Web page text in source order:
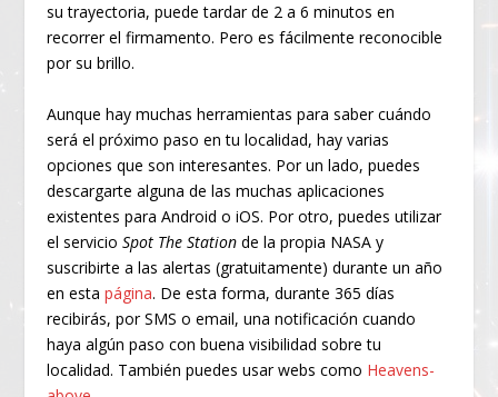
su trayectoria, puede tardar de 2 a 6 minutos en
recorrer el firmamento. Pero es fácilmente reconocible
por su brillo.
Aunque hay muchas herramientas para saber cuándo
será el próximo paso en tu localidad, hay varias
opciones que son interesantes. Por un lado, puedes
descargarte alguna de las muchas aplicaciones
existentes para Android o iOS. Por otro, puedes utilizar
el servicioSpot The Station de la propia NASA y
suscribirte a las alertas (gratuitamente) durante un año
en estapágina. De esta forma, durante 365 días
recibirás, por SMS o email, una notificación cuando
haya algún paso con buena visibilidad sobre tu
localidad. También puedes usar webs como Heavens-